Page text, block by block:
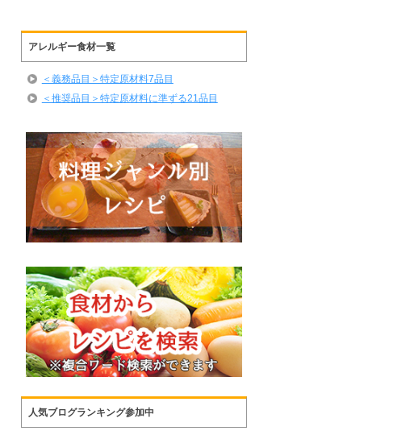
アレルギー食材一覧
＜義務品目＞特定原材料7品目
＜推奨品目＞特定原材料に準ずる21品目
人気ブログランキング参加中